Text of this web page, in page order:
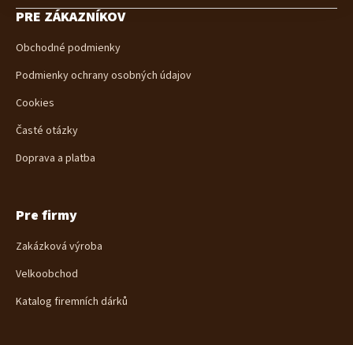
PRE ZÁKAZNÍKOV
Obchodné podmienky
Podmienky ochrany osobných údajov
Cookies
Časté otázky
Doprava a platba
Pre firmy
Zakázková výroba
Velkoobchod
Katalog firemních dárků